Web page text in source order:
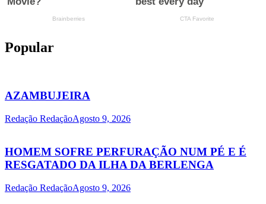
Popular
AZAMBUJEIRA
Redação RedaçãoAgosto 9, 2026
HOMEM SOFRE PERFURAÇÃO NUM PÉ E É
RESGATADO DA ILHA DA BERLENGA
Redação RedaçãoAgosto 9, 2026